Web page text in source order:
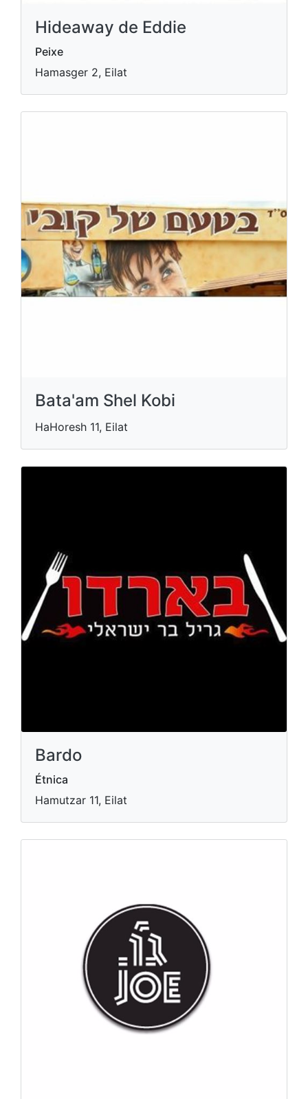
Hideaway de Eddie
Peixe
Hamasger 2, Eilat
Bata'am Shel Kobi
HaHoresh 11, Eilat
Bardo
Étnica
Hamutzar 11, Eilat